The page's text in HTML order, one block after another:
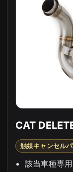
CAT
触媒キャンセル
該当車種専